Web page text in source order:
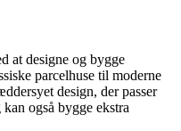
at designe og bygge
parcelhuse til moderne
design, der passer
også bygge ekstra